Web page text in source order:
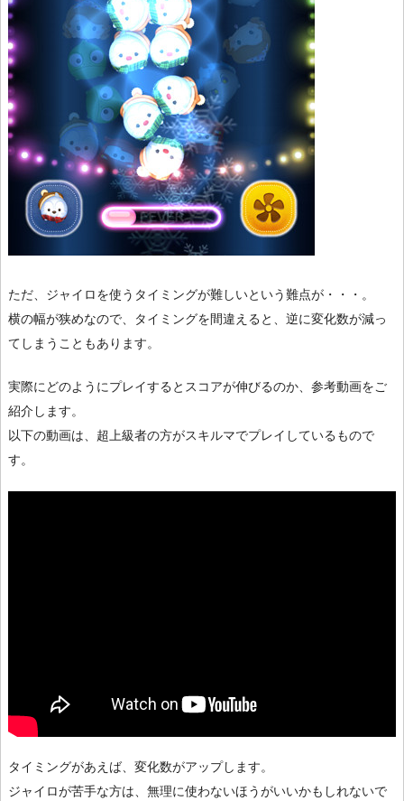
ただ、ジャイロを使うタイミングが難しいという難点が・・・。
横の幅が狭めなので、タイミングを間違えると、逆に変化数が減っ
てしまうこともあります。
実際にどのようにプレイするとスコアが伸びるのか、参考動画をご
紹介します。
以下の動画は、超上級者の方がスキルマでプレイしているもので
す。
タイミングがあえば、変化数がアップします。
ジャイロが苦手な方は、無理に使わないほうがいいかもしれないで